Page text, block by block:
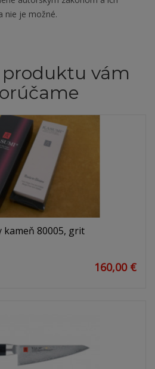
nie je možné.
vám
80005, grit
160,00 €